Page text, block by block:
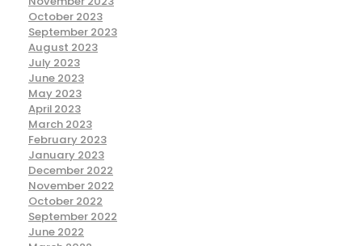
October 2023
September 2023
August 2023
July 2023
June 2023
May 2023
April 2023
March 2023
February 2023
January 2023
December 2022
November 2022
October 2022
September 2022
June 2022